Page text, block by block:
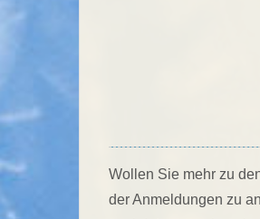
Wollen Sie mehr zu
der Anmeldungen zu